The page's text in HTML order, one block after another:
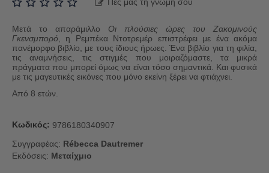
Μετά το απαράμιλλο Οι πλούσιες ώρες του Ζακομινούς
Γκενσμπορό , η Ρεμπέκα Ντοτρεμέρ επιστρέφει με ένα ακόμα
πανέμορφο βιβλίο, με τους ίδιους ήρωες. Ένα βιβλίο για τη φιλία,
τις αναμνήσεις, τις στιγμές που μοιραζόμαστε, τα μικρά
πράγματα που μπορεί όμως να είναι τόσο σημαντικά. Και φυσικά
με τις μαγευτικές εικόνες που μόνο εκείνη ξέρει να φτιάχνει.
Από 8 ετών.
Κωδικός: 9786180340907
Συγγραφέας: Rébecca Dautremer
Εκδόσεις: Μεταίχμιο